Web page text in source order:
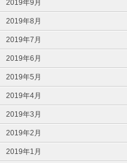
2019年9月
2019年8月
2019年7月
2019年6月
2019年5月
2019年4月
2019年3月
2019年2月
2019年1月